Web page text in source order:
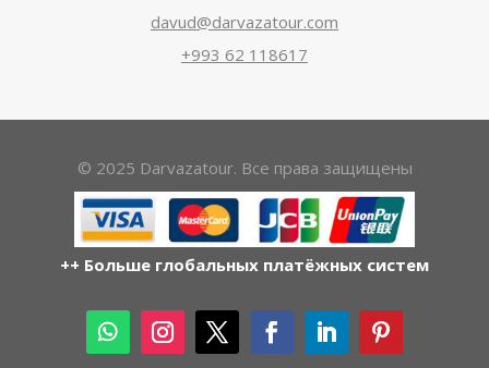
davud@darvazatour.com
+993 62 118617
© 2025 Darvazatour. Все права защищены
++ Больше глобальных платёжных систем